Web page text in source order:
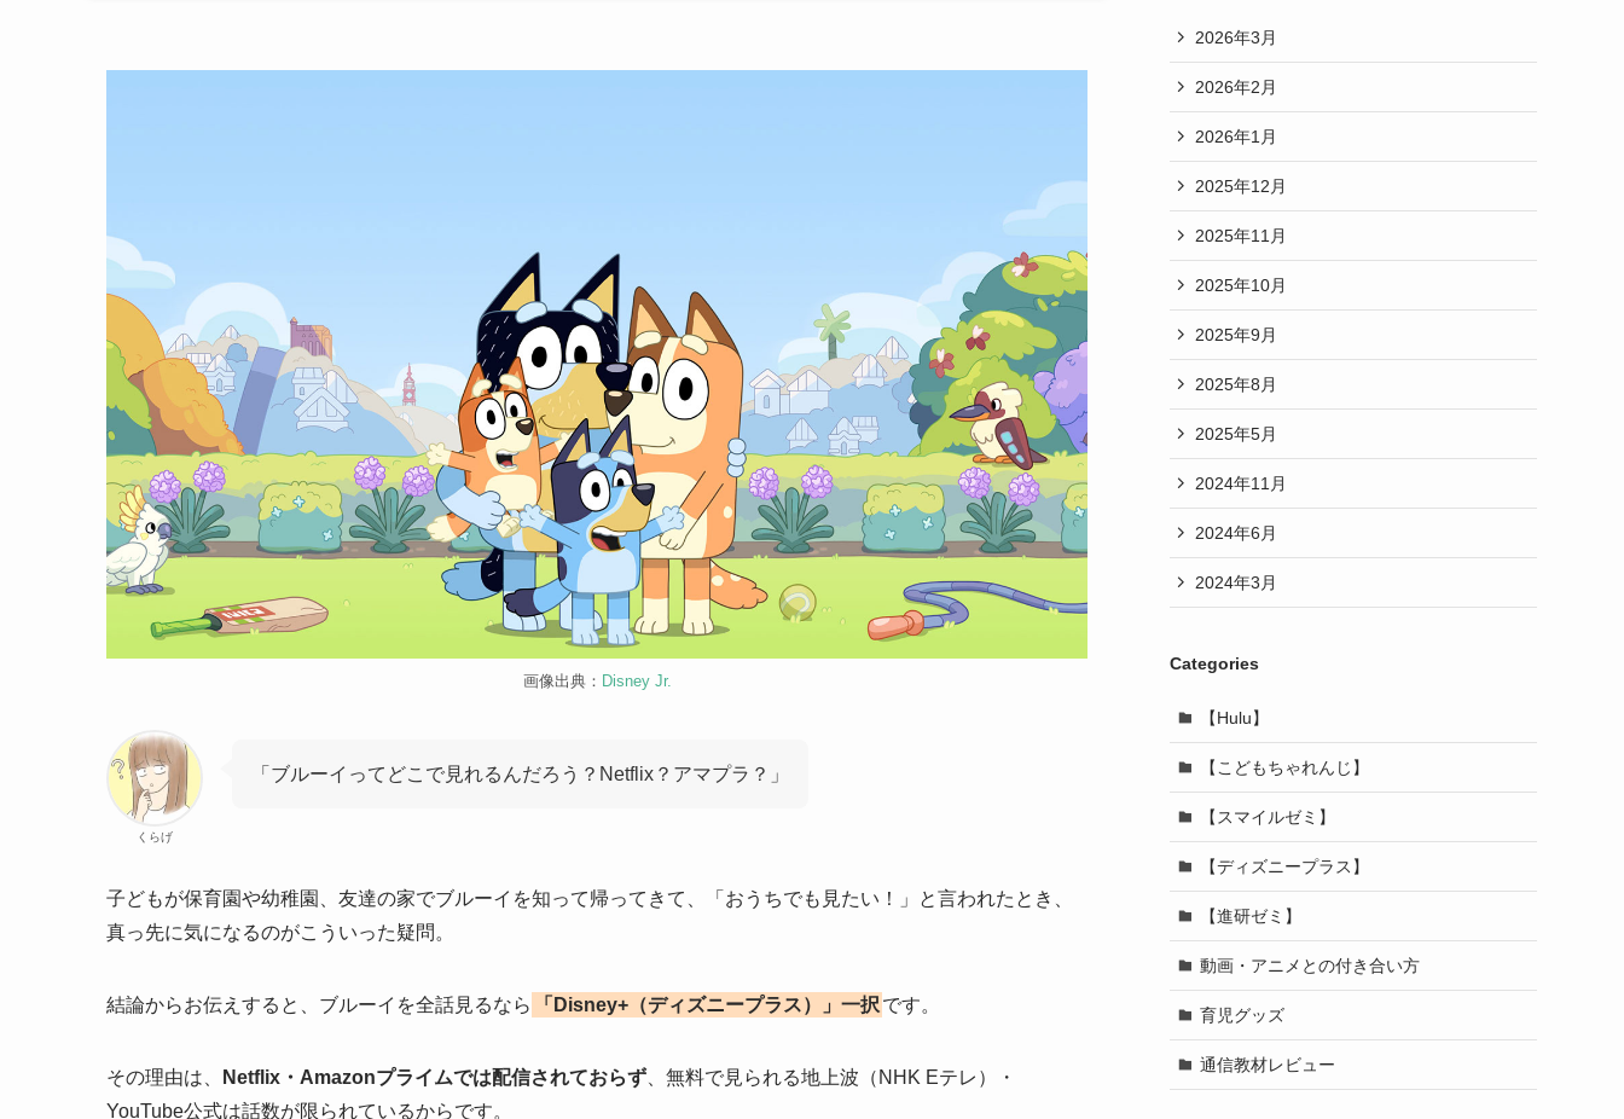
画像出典： Disney Jr.
くらげ
「ブルーイってどこで見れるんだろう？Netflix？アマプラ？」
子どもが保育園や幼稚園、友達の家でブルーイを知って帰ってきて、「おうちでも見たい！」と言われたとき、
真っ先に気になるのがこういった疑問。
結論からお伝えすると、ブルーイを全話見るなら 「Disney+（ディズニープラス）」一択 です。
その理由は、 Netflix・Amazonプライムでは配信されておらず 、無料で見られる地上波（NHK Eテレ）・
YouTube公式は話数が限られているからです。
2026年3月
2026年2月
2026年1月
2025年12月
2025年11月
2025年10月
2025年9月
2025年8月
2025年5月
2024年11月
2024年6月
2024年3月
Categories
【Hulu】
【こどもちゃれんじ】
【スマイルゼミ】
【ディズニープラス】
【進研ゼミ】
動画・アニメとの付き合い方
育児グッズ
通信教材レビュー